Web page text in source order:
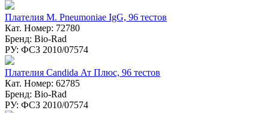
Плателия M. Pneumoniae IgG, 96 тестов
Кат. Номер: 72780
Бренд: Bio-Rad
РУ: ФСЗ 2010/07574
Плателия Candida Ат Плюс, 96 тестов
Кат. Номер: 62785
Бренд: Bio-Rad
РУ: ФСЗ 2010/07574